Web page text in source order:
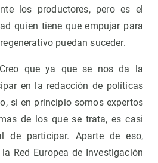
los productores, pero es el
quien tiene que empujar para
puedan suceder.
que ya que se nos da la
en la redacción de políticas
si en principio somos expertos
de los que se trata, es casi
de participar. Aparte de eso,
Red Europea de Investigación